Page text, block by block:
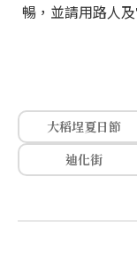
暢，並請用路人
大稻埕夏日節
迪化街